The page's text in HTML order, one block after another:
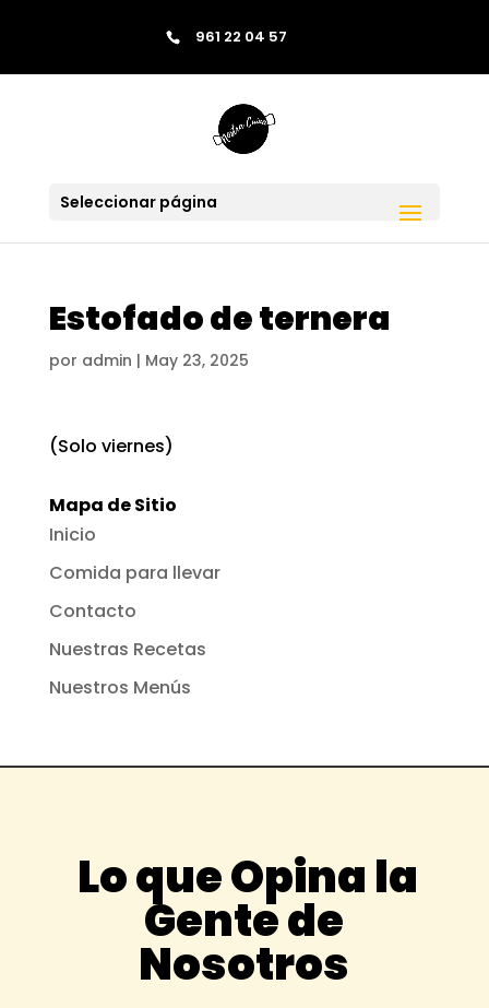
961 22 04 57
Saltar al contenido
Seleccionar página
Estofado de ternera
por admin | May 23, 2025
(Solo viernes)
Mapa de Sitio
Inicio
Comida para llevar
Contacto
Nuestras Recetas
Nuestros Menús
Lo que Opina la
Gente de
Nosotros